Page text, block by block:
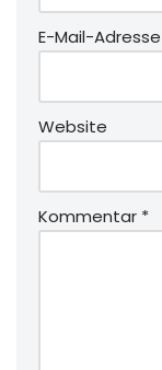
E-Mail-Adresse
Website
Kommentar *